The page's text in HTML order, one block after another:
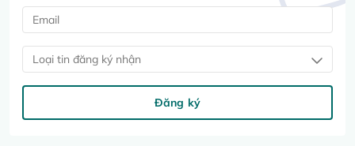
Loại tin đăng ký nhận
Đăng ký